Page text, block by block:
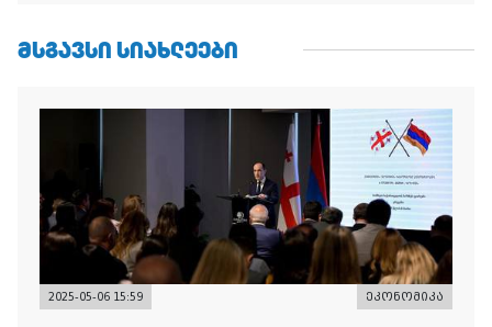
ᲛᲡᲒᲐᲕᲡᲘ ᲡᲘᲐᲮᲚᲔᲔᲑᲘ
2025-05-06 15:59 ეკონომიკა